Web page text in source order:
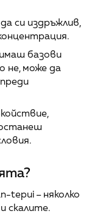
си издръжлив,
базови
не, може да
tepui – няколко
скалите.